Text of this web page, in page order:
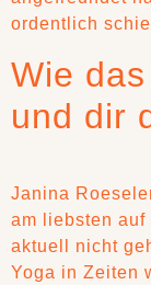
ordentlich
Wie
und dir
Janina
am liebsten
aktuell nicht
Yoga in Zeiten